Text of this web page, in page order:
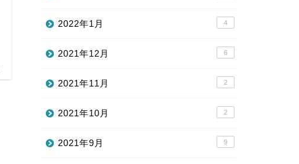
2022年1月 4
2021年12月 6
2021年11月 2
2021年10月 2
2021年9月 9